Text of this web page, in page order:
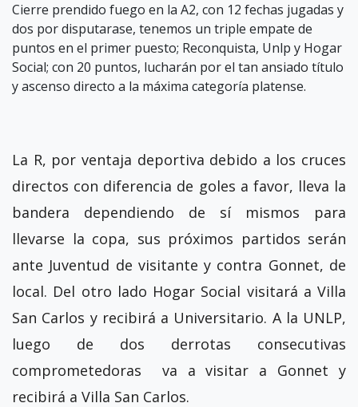
Cierre prendido fuego en la A2, con 12 fechas jugadas y
dos por disputarase, tenemos un triple empate de
puntos en el primer puesto; Reconquista, Unlp y Hogar
Social; con 20 puntos, lucharán por el tan ansiado título
y ascenso directo a la máxima categoría platense.
La R, por ventaja deportiva debido a los cruces
directos con diferencia de goles a favor, lleva la
bandera dependiendo de sí mismos para
llevarse la copa, sus próximos partidos serán
ante Juventud de visitante y contra Gonnet, de
local. Del otro lado Hogar Social visitará a Villa
San Carlos y recibirá a Universitario. A la UNLP,
luego de dos derrotas consecutivas
comprometedoras va a visitar a Gonnet y
recibirá a Villa San Carlos.